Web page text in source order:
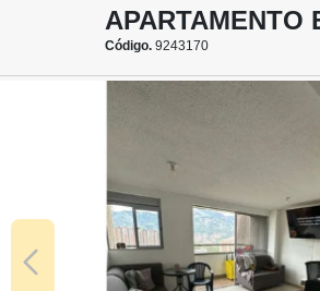
APARTAMENTO
Código. 9243170